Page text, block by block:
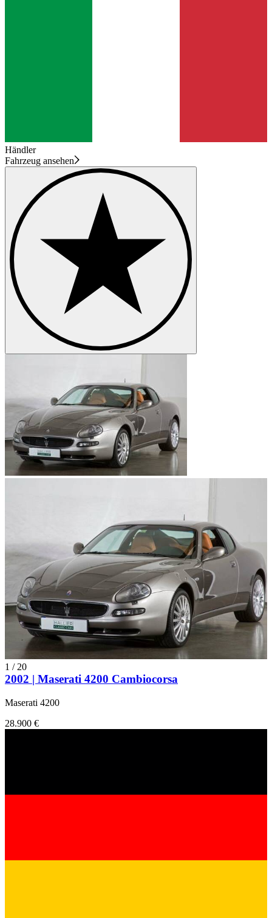
Händler
Fahrzeug ansehen
1 / 20
2002 | Maserati 4200 Cambiocorsa
Maserati 4200
28.900 €